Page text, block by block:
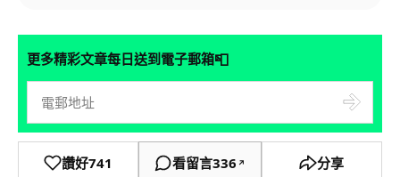
更多精彩文章每日送到電子郵箱📮
讚好741 看留言336 ↗ 分享